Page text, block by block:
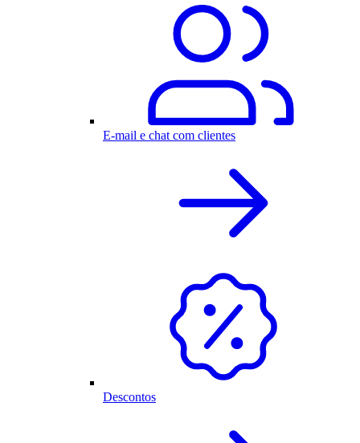
E-mail e chat com clientes
Descontos